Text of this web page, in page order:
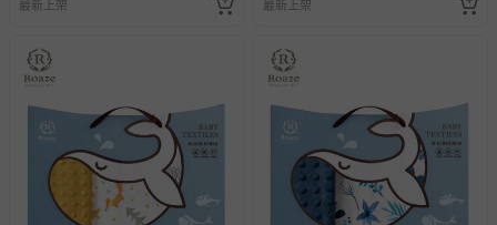
最新上架 最新上架